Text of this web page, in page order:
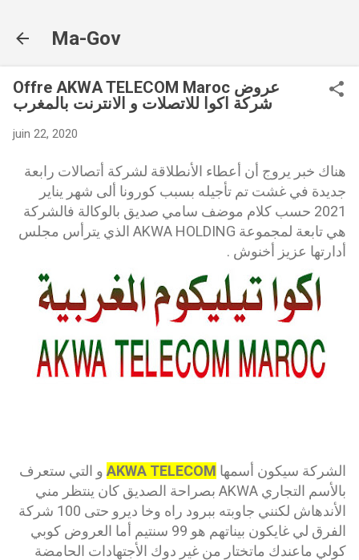
Ma-Gov
Offre AKWA TELECOM Maroc عروض
شركة اكوا للاتصلات و الانترنت بالمغرب
juin 22, 2020
هناك خبر يروج أن أعطاء الأنطلاقة لشركة أتصالات رابعة
جديدة في غشت تم تأجيله بسبب كورونا ألى شهر يناير
2021 حسب كلام موضف سامي صديق بالوكالة فالشركة
هي تابعة لمجموعة AKWA HOLDING الذي يترأس مجلس
أدارتها عزيز أخنوش .
الشركة سيكون أسمها AKWA TELECOM و التي ستعرف
بالأسم التجاري AKWA بصراحة الصديق كان ينتظر مني
الأندهاش لكنني جاوبته ببرود راه وخا ديرو حتى 100 شركة
الفرق لي غايكون بيناتهم هو 99 سنتيم أما العروض كوبي
كولي ماعندك ماتختار من غير دوك الأجتهادات الحامضة